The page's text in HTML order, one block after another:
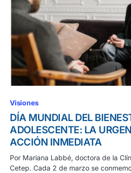
Visiones
DÍA MUNDIAL DEL
ADOLESCENTE: LA
ACCIÓN INMEDIATA
Por Mariana Labbé, doctora de la
Cetep. Cada 2 de marzo se